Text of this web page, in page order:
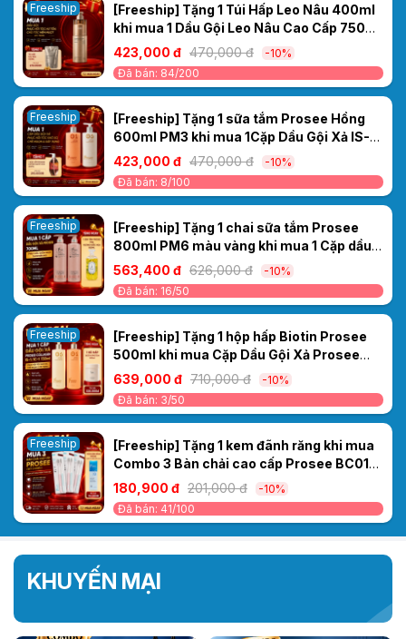
Freeship
[Freeship] Tặng 1 Túi Hấp Leo Nâu 400ml
khi mua 1 Dầu Gội Leo Nâu Cao Cấp 750ml
– Phục Hồi Tóc Hư Tổn, Cho Tóc Mềm
Mượt
423,000 đ 470,000 đ
-10%
Đã bán: 84/200
Freeship
[Freeship] Tặng 1 sữa tắm Prosee Hồng
600ml PM3 khi mua 1Cặp Dầu Gội Xả IS-
4/IC-4 Prosee Collagen 460ml – Phục Hồi
Tóc Khô Xơ, Chẻ Ngọn & Gãy Rụng
423,000 đ 470,000 đ
-10%
Đã bán: 8/100
Freeship
[Freeship] Tặng 1 chai sữa tắm Prosee
800ml PM6 màu vàng khi mua 1 Cặp dầu
gội xả Sakura Prosee PS3/PC3 700ml -
Phục hồi, suôn mượt thơm bền mùi.
563,400 đ 626,000 đ
-10%
Đã bán: 16/50
Freeship
[Freeship] Tặng 1 hộp hấp Biotin Prosee
500ml khi mua Cặp Dầu Gội Xả Prosee
Collagen IS-1/IC-1 730ml – Phục Hồi Tóc
Khô Xơ, Chẻ Ngọn & Gãy Rụng
639,000 đ 710,000 đ
-10%
Đã bán: 3/50
Freeship
[Freeship] Tặng 1 kem đãnh răng khi mua
Combo 3 Bàn chải cao cấp Prosee BC01
(Vỉ 2 chiếc)
180,900 đ 201,000 đ
-10%
Đã bán: 41/100
KHUYẾN MẠI